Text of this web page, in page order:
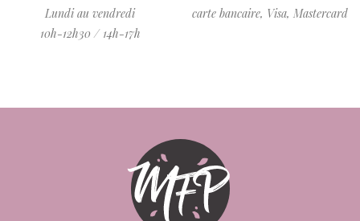
Lundi au vendredi
10h-12h30 / 14h-17h
carte bancaire, Visa, Mastercard